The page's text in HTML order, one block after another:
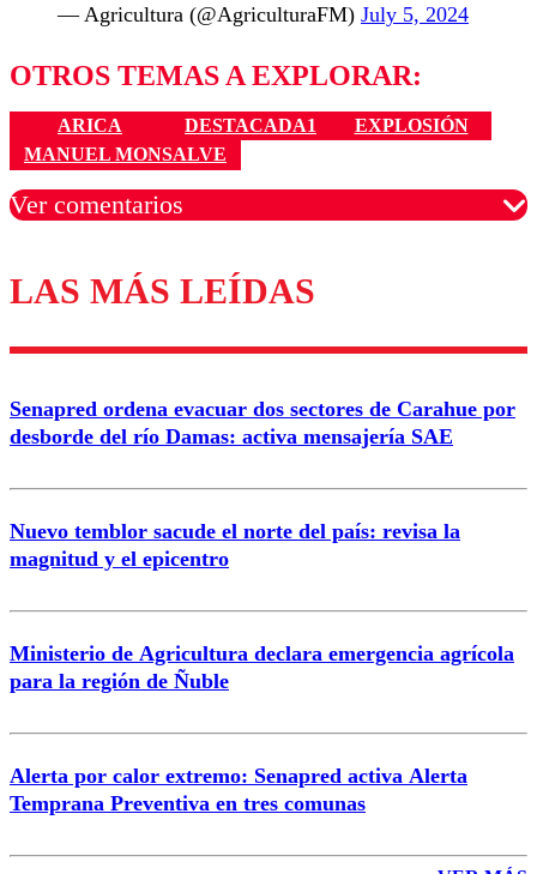
— Agricultura (@AgriculturaFM) July 5, 2024
OTROS TEMAS A EXPLORAR:
ARICA DESTACADA1
EXPLOSIÓN
MANUEL MONSALVE
Ver comentarios
Los comentarios son moderados para garantizar un
diálogo respetuoso.
Nombre
Correo
LAS MÁS LEÍDAS
Senapred ordena evacuar dos sectores de Carahue por
desborde del río Damas: activa mensajería SAE
Nuevo temblor sacude el norte del país: revisa la
magnitud y el epicentro
Ministerio de Agricultura declara emergencia agrícola
para la región de Ñuble
Alerta por calor extremo: Senapred activa Alerta
Temprana Preventiva en tres comunas